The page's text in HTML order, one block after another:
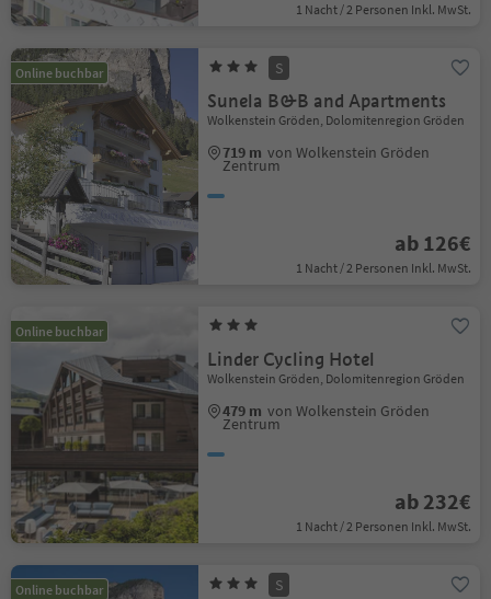
1 Nacht / 2 Personen Inkl. MwSt.
Online buchbar S
Sunela B&B and Apartments
Wolkenstein Gröden, Dolomitenregion Gröden
719 m von Wolkenstein Gröden
Zentrum
ab 126€
1 Nacht / 2 Personen Inkl. MwSt.
Online buchbar
Linder Cycling Hotel
Wolkenstein Gröden, Dolomitenregion Gröden
479 m von Wolkenstein Gröden
Zentrum
ab 232€
1 Nacht / 2 Personen Inkl. MwSt.
Online buchbar S